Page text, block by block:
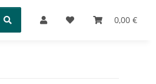
0,00 €